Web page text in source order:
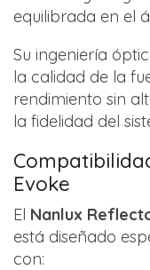
equilibrada en el
Su ingeniería
la calidad de la
rendimiento sin
la fidelidad del
Evoke
El Nanlux
está diseñado
con: